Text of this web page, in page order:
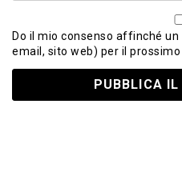
Do il mio consenso affinché
email, sito web) per il